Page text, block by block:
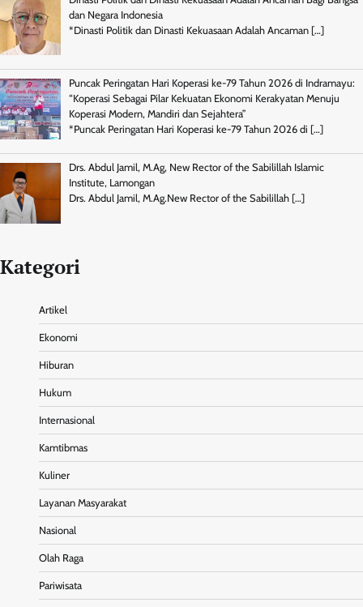
dan Negara Indonesia
*Dinasti Politik dan Dinasti Kekuasaan Adalah Ancaman […]
Puncak Peringatan Hari Koperasi ke-79 Tahun 2026 di Indramayu:
“Koperasi Sebagai Pilar Kekuatan Ekonomi Kerakyatan Menuju
Koperasi Modern, Mandiri dan Sejahtera”
*Puncak Peringatan Hari Koperasi ke-79 Tahun 2026 di […]
Drs. Abdul Jamil, M.Ag, New Rector of the Sabilillah Islamic
Institute, Lamongan
Drs. Abdul Jamil, M.Ag.New Rector of the Sabilillah […]
Kategori
Artikel
Ekonomi
Hiburan
Hukum
Internasional
Kamtibmas
Kuliner
Layanan Masyarakat
Nasional
Olah Raga
Pariwisata